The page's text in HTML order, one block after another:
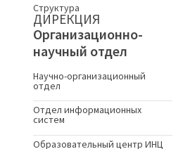
Структура
ДИРЕКЦИЯ
Организационно-
научный отдел
Научно-организационный
отдел
Отдел информационных
систем
Образовательный центр ИНЦ